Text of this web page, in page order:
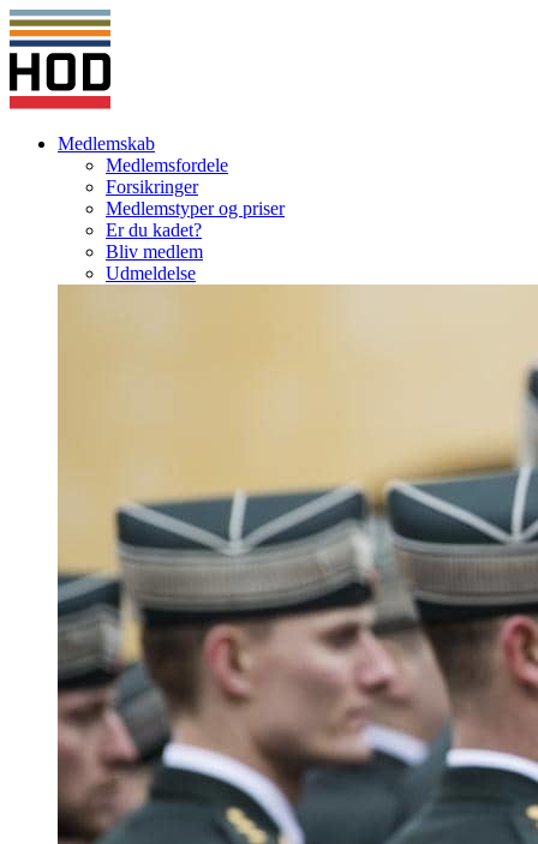
Medlemskab
Medlemsfordele
Forsikringer
Medlemstyper og priser
Er du kadet?
Bliv medlem
Udmeldelse